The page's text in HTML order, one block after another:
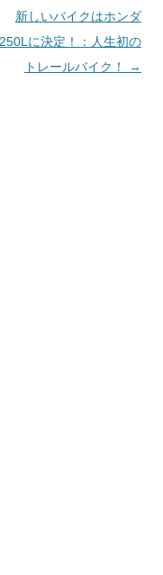
新しいバイクはホンダ
に決定！：人生初の
トレールバイク！
→